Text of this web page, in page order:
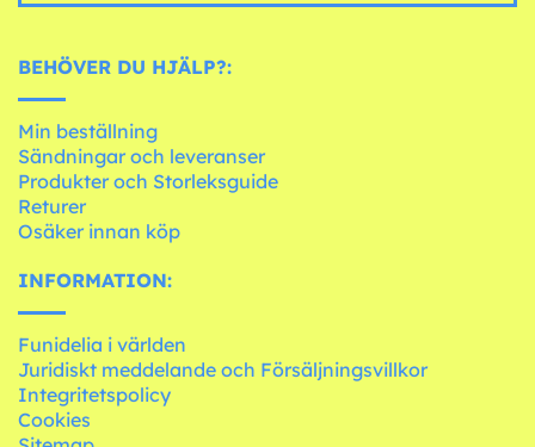
BEHÖVER DU HJÄLP?:
Min beställning
Sändningar och leveranser
Produkter och Storleksguide
Returer
Osäker innan köp
INFORMATION:
Funidelia i världen
Juridiskt meddelande och Försäljningsvillkor
Integritetspolicy
Cookies